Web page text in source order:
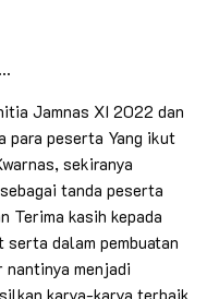
Jamnas XI 2022 dan
para peserta Yang ikut
sekiranya
tanda peserta
Terima kasih kepada
dalam pembuatan
menjadi